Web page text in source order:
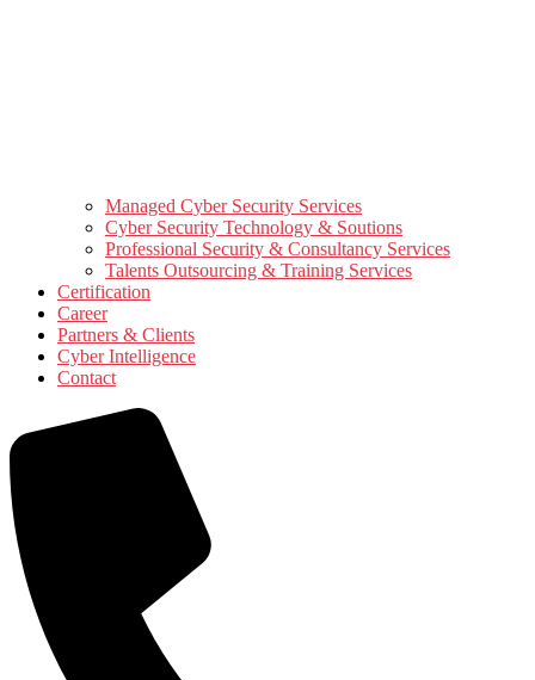
Managed Cyber Security Services
Cyber Security Technology & Soutions
Professional Security & Consultancy Services
Talents Outsourcing & Training Services
Certification
Career
Partners & Clients
Cyber Intelligence
Contact